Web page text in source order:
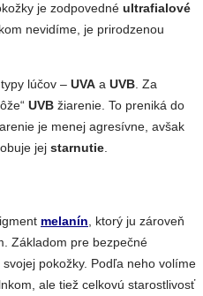
je zodpovedné ultrafialové
nevidíme, je prirodzenou
lúčov – UVA a UVB. Za
UVB žiarenie. To preniká do
je menej agresívne, avšak
jej starnutie.
melanín, ktorý ju zároveň
Základom pre bezpečné
svojej pokožky. Podľa neho volíme
ale tiež celkovú starostlivosť